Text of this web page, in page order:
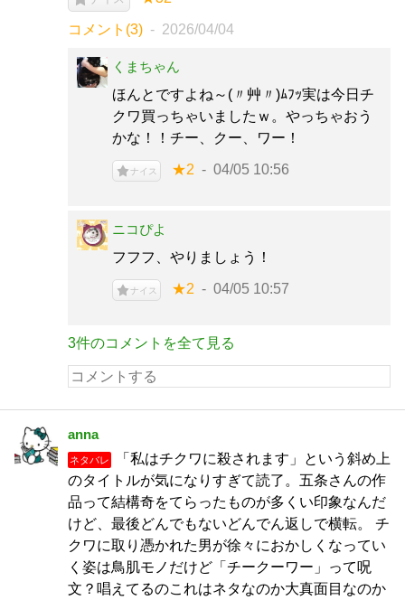
コメント(3) 2026/04/04
くまちゃん
ほんとですよね～(〃艸〃)ﾑﾌｯ実は今日チ
クワ買っちゃいましたｗ。やっちゃおう
かな！！チー、クー、ワー！
ナイス ★2 04/05 10:56
ニコぴよ
フフフ、やりましょう！
ナイス ★2 04/05 10:57
3件のコメントを全て見る
anna
ネタバレ
「私はチクワに殺されます」という斜め上
のタイトルが気になりすぎて読了。五条さんの作
品って結構奇をてらったものが多くい印象なんだ
けど、最後どんでもないどんでん返しで横転。 チ
クワに取り憑かれた男が徐々におかしくなってい
く姿は鳥肌モノだけど「チークーワー」って呪
文？唱えてるのこれはネタなのか大真面目なのか